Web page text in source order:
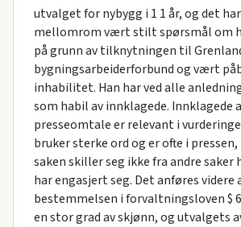
utvalget for nybygg i 1 1 år, og det
mellomrom vært stilt spørsmål om
på grunn av tilknytningen til
bygningsarbeiderforbund og vært
inhabilitet. Han har ved alle
som habil av innklagede. Innklagede
presseomtale er relevant i
bruker sterke ord og er ofte i
saken skiller seg ikke fra andre saker
har engasjert seg. Det anføres videre
bestemmelsen i forvaltningsloven $
en stor grad av skjønn, og utvalgets